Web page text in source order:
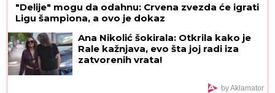
"Delije" mogu da odahnu: Crvena zvezda će igrati
Ligu šampiona, a ovo je dokaz
Ana Nikolić šokirala: Otkrila kako je
Rale kažnjava, evo šta joj radi iza
zatvorenih vrata!
by Aklamator